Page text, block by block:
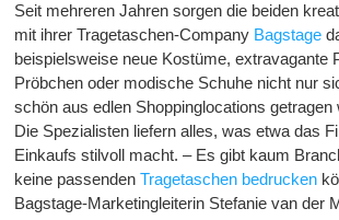
Seit mehreren Jahren sorgen die beiden
mit ihrer Tragetaschen-Company Bagstage
beispielsweise neue Kostüme, extravagante
Pröbchen oder modische Schuhe nicht nur
schön aus edlen Shoppinglocations getragen
Die Spezialisten liefern alles, was etwa das
Einkaufs stilvoll macht. – Es gibt kaum
keine passendenTragetaschen bedrucken
Bagstage-Marketingleiterin Stefanie van der